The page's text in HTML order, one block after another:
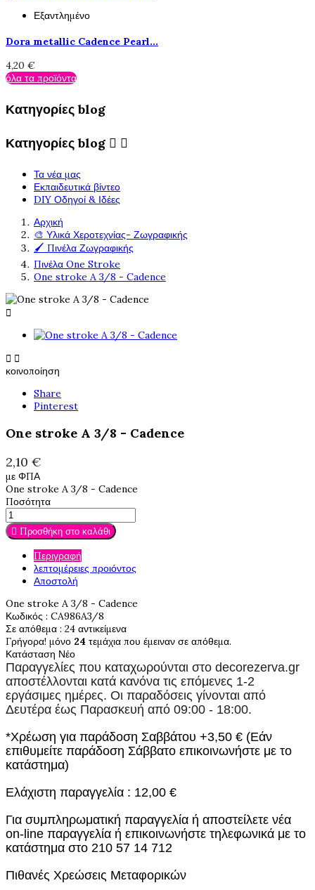
Εξαντλημένο
Dora metallic Cadence Pearl...
4,20 €
όλα τα προϊόντα
Κατηγορίες blog
Κατηγορίες blog  
Τα νέα μας
Εκπαιδευτικά βίντεο
DIY Οδηγοί & Ιδέες
Αρχική
🎨 Υλικά Χεροτεχνίας- Ζωγραφικής
🖌️ Πινέλα Ζωγραφικής
Πινέλα One Stroke
One stroke A 3/8 - Cadence

 
κοινοποίηση
Share
Pinterest
One stroke A 3/8 - Cadence
2,10 €
με ΦΠΑ
One stroke A 3/8 - Cadence
Ποσότητα
 Προσθήκη στο καλάθι
Περιγραφή
λεπτομέρειες προιόντος
Αποστολή
One stroke A 3/8 - Cadence
Κωδικός : CA986A3/8
Σε απόθεμα : 24 αντικείμενα
Γρήγορα! μόνο 24 τεμάχια που έμειναν σε απόθεμα.
Κατάσταση Νέο
Παραγγελίες που καταχωρούνται στο decorezerva.gr
αποστέλλονται κατά κανόνα τις επόμενες 1-2
εργάσιμες ημέρες. Οι παραδόσεις γίνονται από
Δευτέρα έως Παρασκευή από 09:00 - 18:00.
*Χρέωση για παράδοση Σαββάτου +3,50 € (Εάν
επιθυμείτε παράδοση Σάββατο επικοινωνήστε με το
κατάστημα)
Ελάχιστη παραγγελία : 12,00 €
Για συμπληρωματική παραγγελία ή αποστείλετε νέα
on-line παραγγελία ή επικοινωνήστε τηλεφωνικά με το
κατάστημα στο 210 57 14 712
Πιθανές Χρεώσεις Μεταφορικών